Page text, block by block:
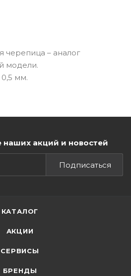
черепица – аналог
модели.
мм.
наших акций и новостей
Подписаться
КАТАЛОГ
АКЦИИ
СЕРВИСЫ
БРЕНДЫ